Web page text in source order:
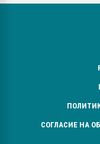
СОГЛАСИЕ НА